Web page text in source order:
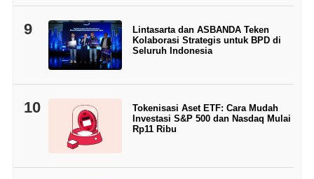
9
Lintasarta dan ASBANDA Teken
Kolaborasi Strategis untuk BPD di
Seluruh Indonesia
10
Tokenisasi Aset ETF: Cara Mudah
Investasi S&P 500 dan Nasdaq Mulai
Rp11 Ribu